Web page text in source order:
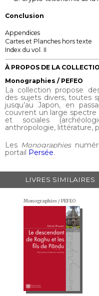
Conclusion
Appendices
Cartes et Planches hors texte
Index du vol. II
À PROPOS DE LA
Monographies / PEFEO
La collection propose
des sujets divers, toutes
jusqu’au Japon, en
couvrent un large spectre
et sociales
anthropologie, littérature,
Les Monographies
portail Persée.
LIVRES SIMILAIRES
Monographies / PEFEO